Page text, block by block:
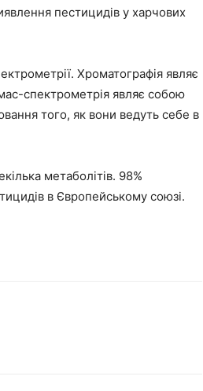
пестицидів у харчових
Хроматографія являє
спектрометрія являє собою
того, як вони ведуть себе в
метаболітів. 98%
в Європейському союзі.